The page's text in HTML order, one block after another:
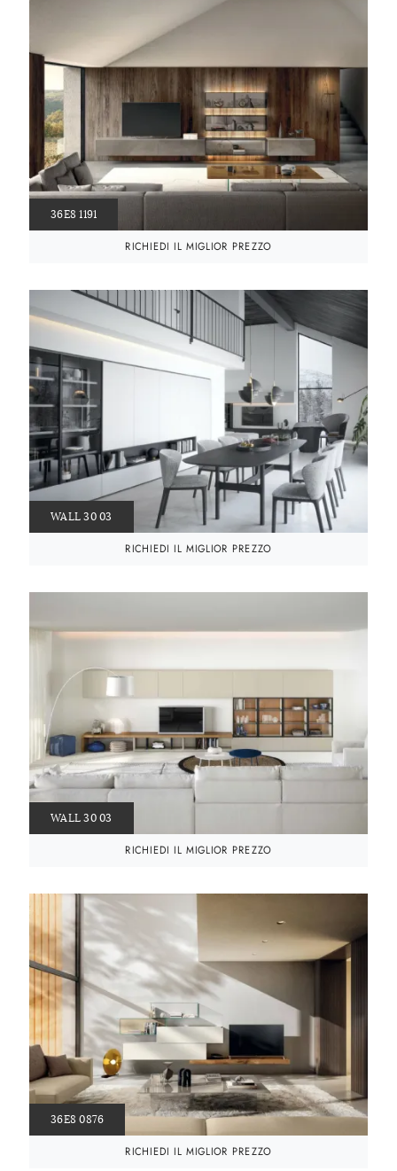
36E8 1191
RICHIEDI IL MIGLIOR PREZZO
WALL 30 03
RICHIEDI IL MIGLIOR PREZZO
WALL 30 03
RICHIEDI IL MIGLIOR PREZZO
36E8 0876
RICHIEDI IL MIGLIOR PREZZO